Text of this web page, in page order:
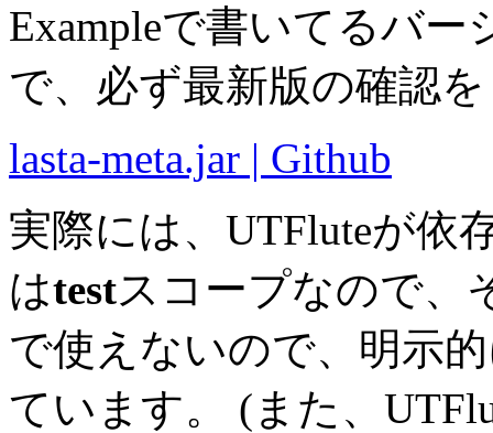
Exampleで書いてるバ
で、必ず最新版の確認
lasta-meta.jar | Github
実際には、UTFluteが依
はtestスコープなので、
で使えないので、明示
ています。 (また、